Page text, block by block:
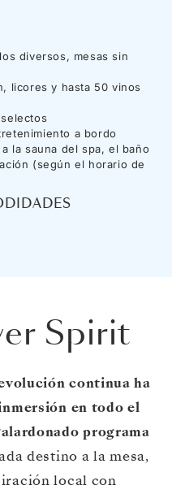
diversos, mesas sin
licores y hasta 50 vinos
a bordo
la sauna del spa, el baño
(según el horario de
Spirit
continua ha
en todo el
programa
destino a la mesa,
local con